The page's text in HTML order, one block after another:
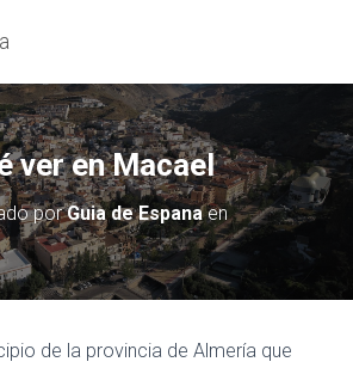
ver en Macael
porGuia de Espanaen
de la provincia de Almería que